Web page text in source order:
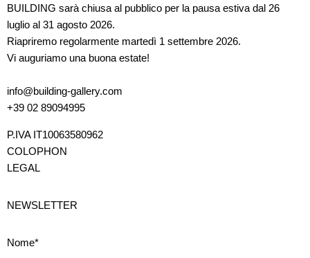
BUILDING sarà chiusa al pubblico per la pausa estiva dal 26
luglio al 31 agosto 2026.
Riapriremo regolarmente martedì 1 settembre 2026.
Vi auguriamo una buona estate!
info@building-gallery.com
+39 02 89094995
P.IVA IT10063580962
COLOPHON
LEGAL
NEWSLETTER
Nome*